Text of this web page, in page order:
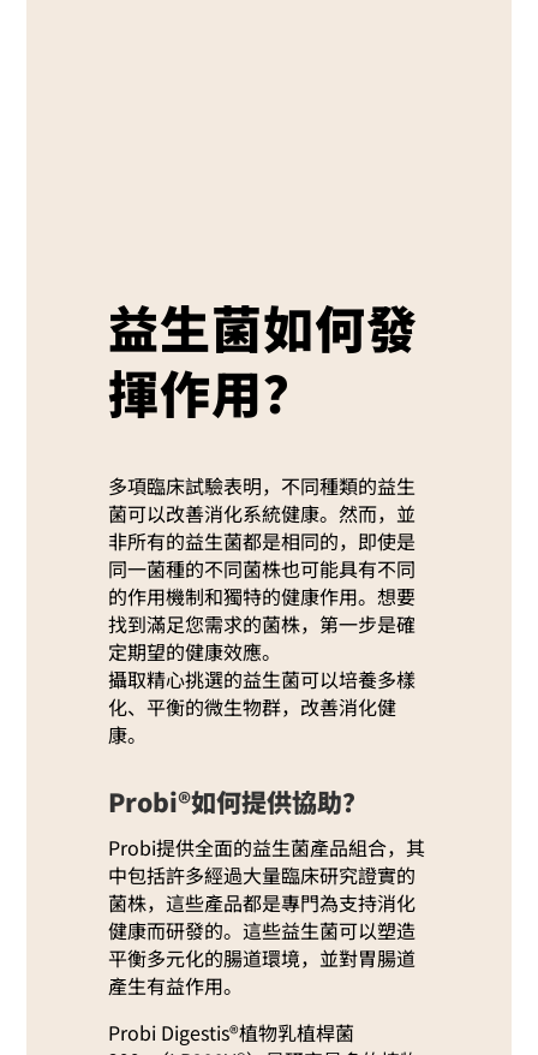
益生菌如何發
揮作用？
多項臨床試驗表明，不同種類的益生
菌可以改善消化系統健康。然而，並
非所有的益生菌都是相同的，即使是
同一菌種的不同菌株也可能具有不同
的作用機制和獨特的健康作用。想要
找到滿足您需求的菌株，第一步是確
定期望的健康效應。
攝取精心挑選的益生菌可以培養多樣
化、平衡的微生物群，改善消化健
康。
Probi®如何提供協助？
Probi提供全面的益生菌產品組合，其
中包括許多經過大量臨床研究證實的
菌株，這些產品都是專門為支持消化
健康而研發的。這些益生菌可以塑造
平衡多元化的腸道環境，並對胃腸道
產生有益作用。
Probi Digestis®植物乳植桿菌